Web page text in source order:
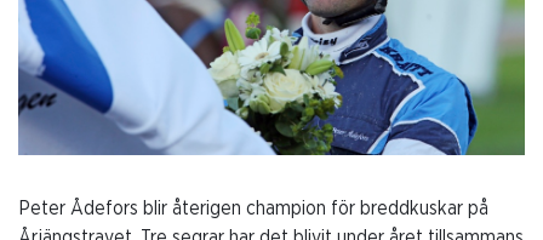
Peter Ådefors blir återigen champion för breddkuskar på